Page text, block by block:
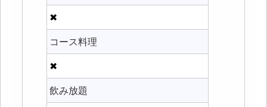
✖
コース料理
✖
飲み放題